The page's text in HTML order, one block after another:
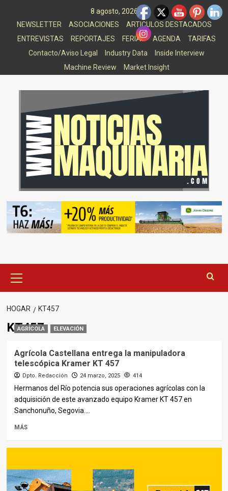
8 agosto, 2026
NEWSLETTER
ASOCIACIONES
ARTICULOS DESTACADOS
ENTREVISTAS
REPORTAJES FERIAS AGENDA
TARIFAS
Contacto/Aviso Legal
Industry Data
Inside Interview
Machine Review
Market Insight
principal
HOGAR KT457
KT457
AGRÍCOLA ELEVACIÓN
Agrícola Castellana entrega la manipuladora
telescópica Kramer KT 457
Dpto. Redacción 24 marzo, 2025 414
Hermanos del Río potencia sus operaciones agrícolas con la
adquisición de este avanzado equipo Kramer KT 457 en
Sanchonuño, Segovia....
MÁS